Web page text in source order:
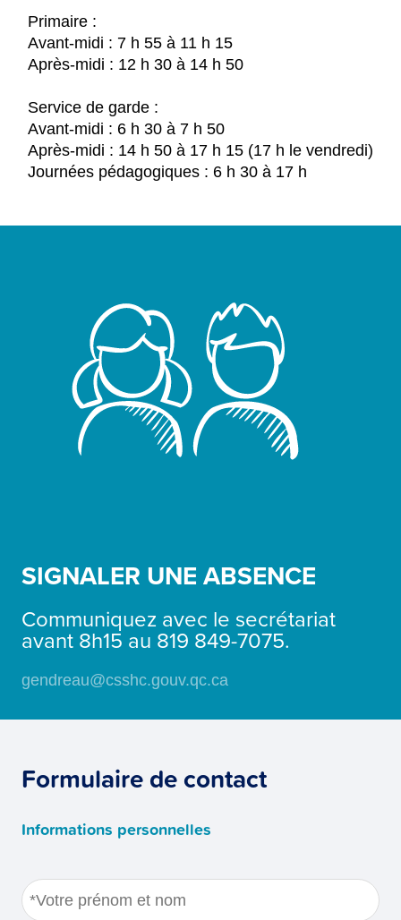
Primaire :
Avant-midi : 7 h 55 à 11 h 15
Après-midi : 12 h 30 à 14 h 50
Service de garde :
Avant-midi : 6 h 30 à 7 h 50
Après-midi : 14 h 50 à 17 h 15 (17 h le vendredi)
Journées pédagogiques : 6 h 30 à 17 h
SIGNALER UNE ABSENCE
Communiquez avec le secrétariat
avant 8h15 au 819 849-7075.
gendreau@csshc.gouv.qc.ca
Formulaire de contact
Informations personnelles
Votre
prénom